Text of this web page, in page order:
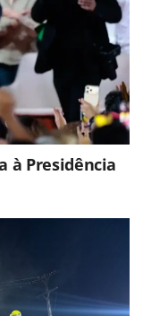
à Presidência